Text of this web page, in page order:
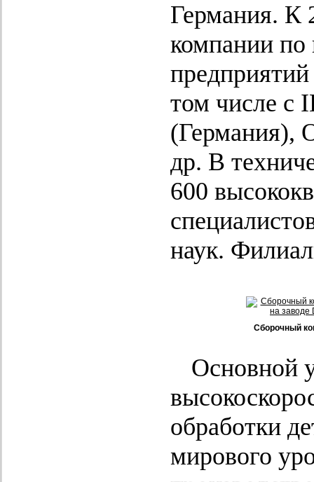
Германия. К
компании
том числе с
(Германия),
др. В
600
наук.
Сборочный
Основной
обработки
мирового